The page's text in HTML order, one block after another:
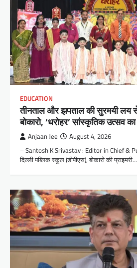
EDUCATION
तीनताल और झपताल की सुरमयी लय
बोकारो, ‘धरोहर’ सांस्कृतिक उत्सव
Anjaan Jee August 4, 2026
– Santosh K Srivastav : Editor in Chief &
दिल्ली पब्लिक स्कूल (डीपीएस), बोकारो की प्राइमरी…